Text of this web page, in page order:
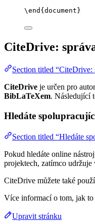
\end { document }
CiteDrive:
Section titled
CiteDrive je určen pro
BibLaTeXem. Následující
Hledáte
Section titled “Hledáte
Pokud hledáte online
projektech, zatímco
CiteDrive můžete také
Více informací o tom, jak to
Upravit stránku